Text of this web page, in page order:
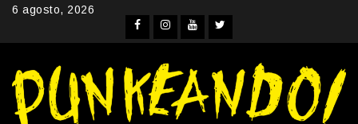
Skip6 agosto, 2026
Facebook
Instagram
YouTube
Twitter